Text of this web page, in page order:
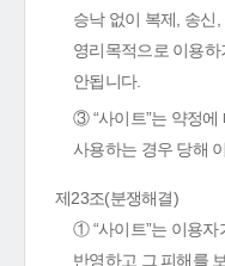
승낙 없이 복제, 송신
영리목적으로 이용
안됩니다.
③ “사이트”는 약정에
사용하는 경우 당해
제23조(분쟁해결)
① “사이트”는 이용자
반영하고 그 피해를